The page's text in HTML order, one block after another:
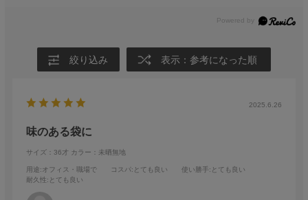
絞り込み 表示：参考になった順
2025.6.26
味のある袋に
サイズ：36才 カラー：未晒無地
用途:オフィス・職場で コスパ:とても良い 使い勝手 :とても良い
耐久性:とても良い